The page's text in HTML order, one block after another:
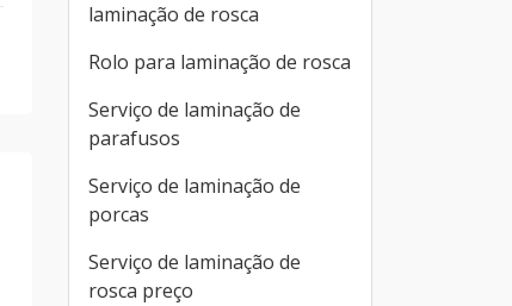
laminação de rosca
Rolo para laminação de rosca
Serviço de laminação de
parafusos
Serviço de laminação de
porcas
Serviço de laminação de
rosca preço